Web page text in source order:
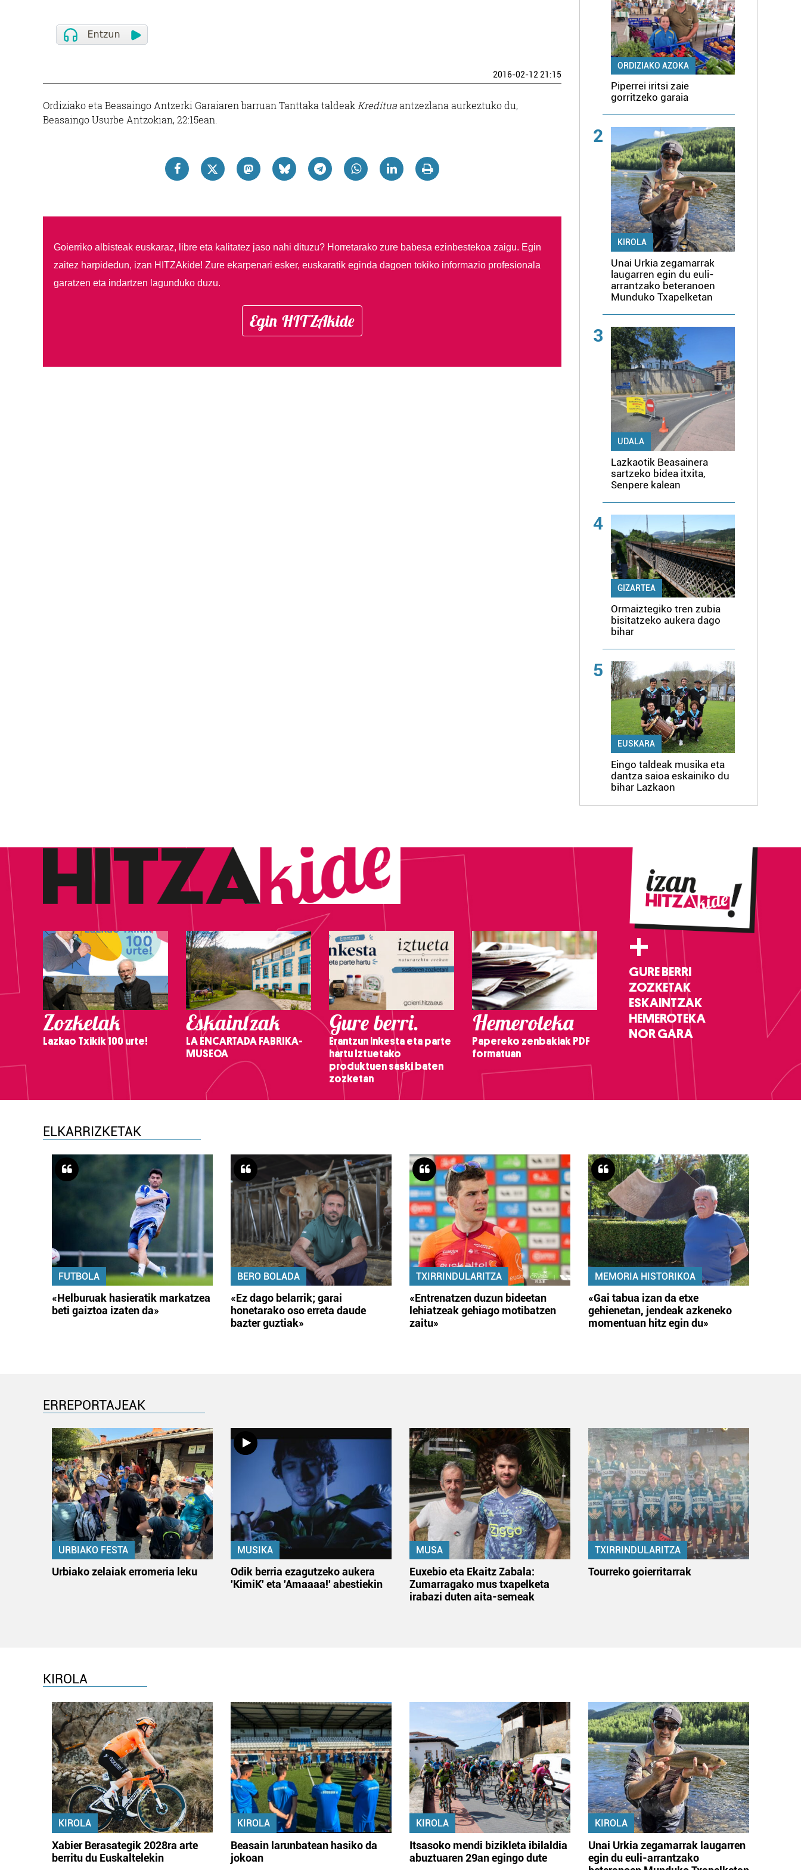
2016-02-12 21:15
Ordiziako eta Beasaingo Antzerki Garaiaren barruan Tanttaka taldeak Kredituaantzezlana aurkeztuko du,
Beasaingo Usurbe Antzokian, 22:15ean.
Goierriko albisteak euskaraz, libre eta kalitatez jaso nahi dituzu? Horretarako zure babesa ezinbestekoa zaigu. Egin
zaitez harpidedun, izan HITZAkide! Zure ekarpenari esker, euskaratik eginda dagoen tokiko informazio profesionala
garatzen eta indartzen lagunduko duzu.
Egin HITZAkide
ORDIZIAKO AZOKA
Piperrei iritsi zaie
gorritzeko garaia
2
KIROLA
Unai Urkia zegamarrak
laugarren egin du euli-
arrantzako beteranoen
Munduko Txapelketan
3
UDALA
Lazkaotik Beasainera
sartzeko bidea itxita,
Senpere kalean
4
GIZARTEA
Ormaiztegiko tren zubia
bisitatzeko aukera dago
bihar
5
EUSKARA
Eingo taldeak musika eta
dantza saioa eskainiko du
bihar Lazkaon
Zozketak
Lazkao Txikik 100 urte!
Eskaintzak
LA ENCARTADA FABRIKA-
MUSEOA
Gure berri.
Erantzun inkesta eta parte
hartu Iztuetako
produktuen saski baten
zozketan
Hemeroteka
Papereko zenbakiak PDF
formatuan
+
GURE BERRI
ZOZKETAK
ESKAINTZAK
HEMEROTEKA
NOR GARA
ELKARRIZKETAK
FUTBOLA
«Helburuak hasieratik markatzea
beti gaiztoa izaten da»
BERO BOLADA
«Ez dago belarrik; garai
honetarako oso erreta daude
bazter guztiak»
TXIRRINDULARITZA
«Entrenatzen duzun bideetan
lehiatzeak gehiago motibatzen
zaitu»
MEMORIA HISTORIKOA
«Gai tabua izan da etxe
gehienetan, jendeak azkeneko
momentuan hitz egin du»
ERREPORTAJEAK
URBIAKO FESTA
Urbiako zelaiak erromeria leku
MUSIKA
Odik berria ezagutzeko aukera
'KimiK' eta 'Amaaaa!' abestiekin
MUSA
Euxebio eta Ekaitz Zabala:
Zumarragako mus txapelketa
irabazi duten aita-semeak
TXIRRINDULARITZA
Tourreko goierritarrak
KIROLA
KIROLA
Xabier Berasategik 2028ra arte
berritu du Euskaltelekin
KIROLA
Beasain larunbatean hasiko da
jokoan
KIROLA
Itsasoko mendi bizikleta ibilaldia
abuztuaren 29an egingo dute
KIROLA
Unai Urkia zegamarrak laugarren
egin du euli-arrantzako